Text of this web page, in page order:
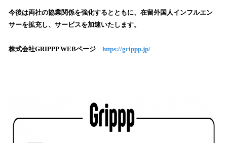
中
で
今後は両社の協業関係を強化するとともに、在留外国人インフルエン
サーを拡充し、サービスを加速いたします。
株式会社GRIPPP WEBページ https://grippp.jp/